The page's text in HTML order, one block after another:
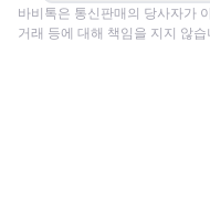
바비톡은 통신판매의 당사자가
거래 등에 대해 책임을 지지 않습